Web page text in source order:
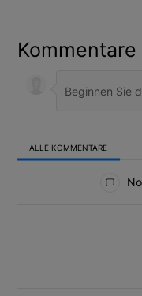
Kommentare
ALLE KOMMENTARE